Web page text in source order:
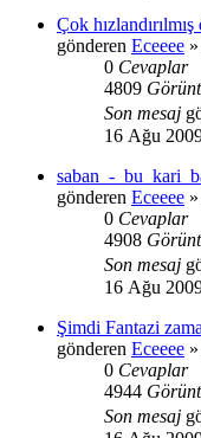
Çok
gönderen Eceeee
0 Cevaplar
4809
Son mesaj
16 Ağu
saban_-
gönderen Eceeee
0 Cevaplar
4908
Son mesaj
16 Ağu
Şimdi Fantazi
gönderen Eceeee
0 Cevaplar
4944
Son mesaj